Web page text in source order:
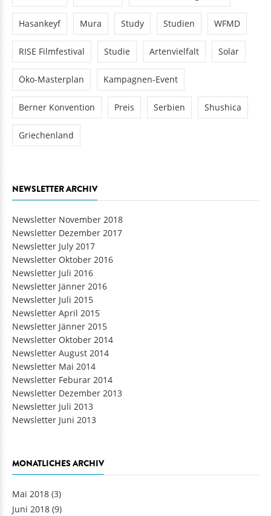
Hasankeyf Mura Study Studien WFMD
RISE Filmfestival Studie Artenvielfalt Solar
Öko-Masterplan Kampagnen-Event
Berner Konvention Preis Serbien Shushica
Griechenland
NEWSLETTER ARCHIV
Newsletter November 2018
Newsletter Dezember 2017
Newsletter July 2017
Newsletter Oktober 2016
Newsletter Juli 2016
Newsletter Jänner 2016
Newsletter Juli 2015
Newsletter April 2015
Newsletter Jänner 2015
Newsletter Oktober 2014
Newsletter August 2014
Newsletter Mai 2014
Newsletter Feburar 2014
Newsletter Dezember 2013
Newsletter Juli 2013
Newsletter Juni 2013
MONATLICHES ARCHIV
Mai 2018 (3)
Juni 2018 (9)